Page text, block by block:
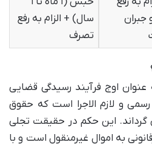
سال) + الزام به رفع
تصرف
اوج فرآیند رسیدگی قضایی
و لازم الاجرا است که حقوق
گرداند. این حکم در حقیقت تجلی
به اموال غیرمنقول است و با